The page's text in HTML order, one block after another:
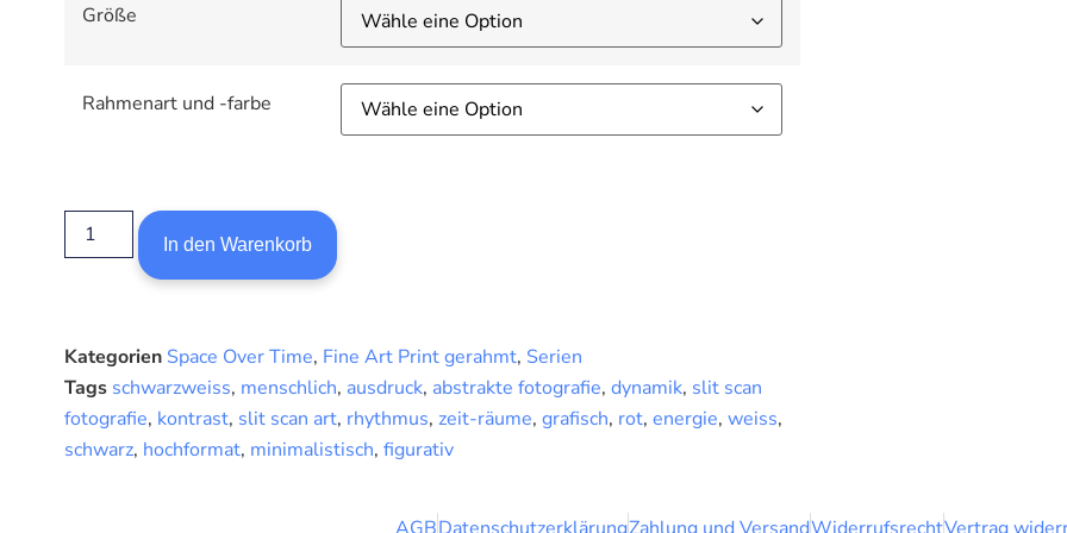
Größe
Rahmenart und -farbe
In den Warenkorb
Kategorien Space Over Time, Fine Art Print gerahmt, Serien
Tags schwarzweiss, menschlich, ausdruck, abstrakte fotografie, dynamik, slit scan
fotografie, kontrast, slit scan art, rhythmus, zeit-räume, grafisch, rot, energie, weiss,
schwarz, hochformat, minimalistisch, figurativ